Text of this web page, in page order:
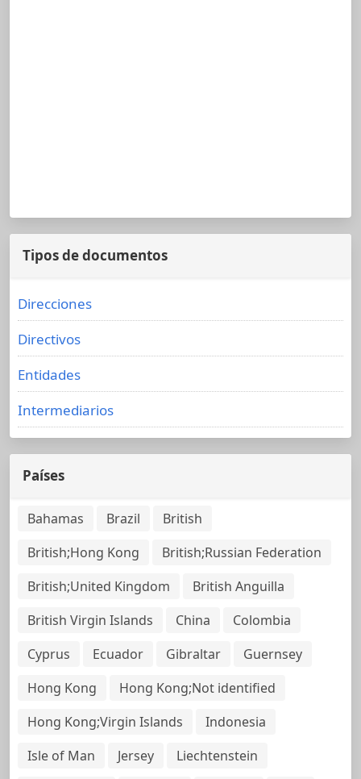
Tipos de documentos
Direcciones
Directivos
Entidades
Intermediarios
Países
Bahamas Brazil
British
British;Hong Kong
British;Russian Federation
British;United Kingdom
British Anguilla
British Virgin Islands
China
Colombia
Cyprus
Ecuador Gibraltar
Guernsey
Hong Kong
Hong Kong;Not identified
Hong Kong;Virgin Islands
Indonesia
Isle of Man
Jersey
Liechtenstein